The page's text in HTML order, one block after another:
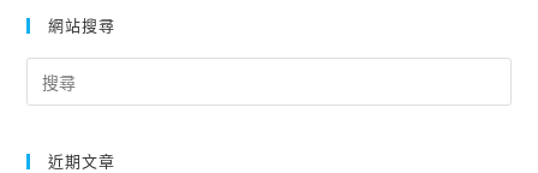
網站搜尋
for:
近期文章